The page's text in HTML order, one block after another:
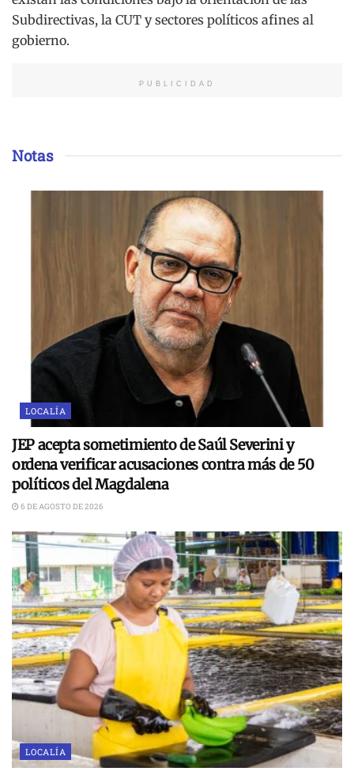
Subdirectivas, la CUT y sectores políticos afines al
gobierno.
PUBLICIDAD
Notas
LOCALÍA
JEP acepta sometimiento de Saúl Severini y
ordena verificar acusaciones contra más de 50
políticos del Magdalena
6 DE AGOSTO DE 2026
LOCALÍA